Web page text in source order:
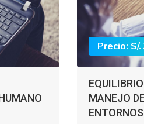
Precio: S/
MANEJO